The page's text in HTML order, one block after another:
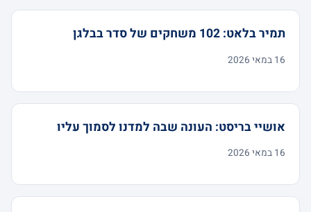
תמיר בלאט: 102 משחקים של סדר בבלגן
16 במאי 2026
אושיי בריסט: העונה שבה למדנו לסמוך עליו
16 במאי 2026